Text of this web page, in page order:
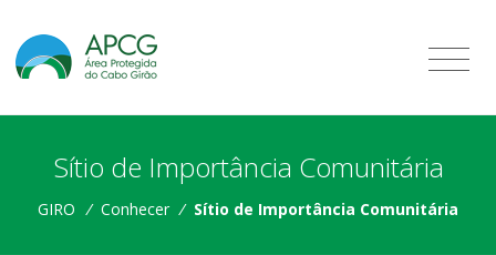
Sítio de Importância Comunitária
GIRO / Conhecer / Sítio de Importância Comunitária